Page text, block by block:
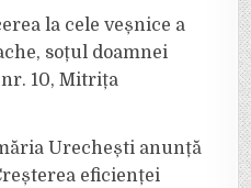
la cele veșnice a
soțul doamnei
10, Mitrița
Urechești anunță
eficienței